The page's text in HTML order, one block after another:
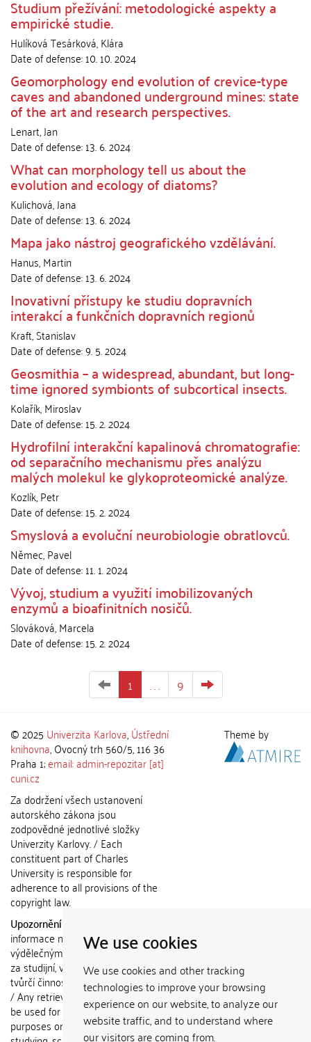
We use cookies
We use cookies and other tracking
technologies to improve your browsing
experience on our website, to analyze our
website traffic, and to understand where
our visitors are coming from.
Studium přežívání: metodologické aspekty a
empirické studie.
Hulíková Tesárková, Klára
Date of defense:10. 10. 2024
Geomorphology end evolution of crevice-type
caves and abandoned underground mines: state
of the art and research perspectives.
Lenart, Jan
Date of defense:13. 6. 2024
What can morphology tell us about the
evolution and ecology of diatoms?
Kulichová, Jana
Date of defense:13. 6. 2024
Mapa jako nástroj geografického vzdělávání.
Hanus, Martin
Date of defense:13. 6. 2024
Inovativní přístupy ke studiu dopravních
interakcí a funkčních dopravních regionů
Kraft, Stanislav
Date of defense:9. 5. 2024
Geosmithia – a widespread, abundant, but long-
time ignored symbionts of subcortical insects.
Kolařík, Miroslav
Date of defense:15. 2. 2024
Hydrofilní interakční kapalinová chromatografie:
od separačního mechanismu přes analýzu
malých molekul ke glykoproteomické analýze.
Kozlík, Petr
Date of defense:15. 2. 2024
Smyslová a evoluční neurobiologie obratlovců.
Němec, Pavel
Date of defense:11. 1. 2024
Vývoj, studium a využití imobilizovaných
enzymů a bioafinitních nosičů.
Slováková, Marcela
Date of defense:15. 2. 2024
1 . . . 9
© 2025 Univerzita Karlova,Ústřední
knihovna, Ovocný trh 560/5, 116 36
Praha 1;email: admin-repozitar [at]
cuni.cz
Za dodržení všech ustanovení
autorského zákona jsou
zodpovědné jednotlivé složky
Univerzity Karlovy. / Each
constituent part of Charles
University is responsible for
adherence to all provisions of the
copyright law.
Upozornění / Notice:
informace nemohou být použity k
výdělečným účelům nebo vydávány
za studijní, vědeckou nebo jinou
tvůrčí činnost jiné osoby než autora.
/ Any retrieved information shall not
be used for any commercial
purposes or claimed as results of
Theme by